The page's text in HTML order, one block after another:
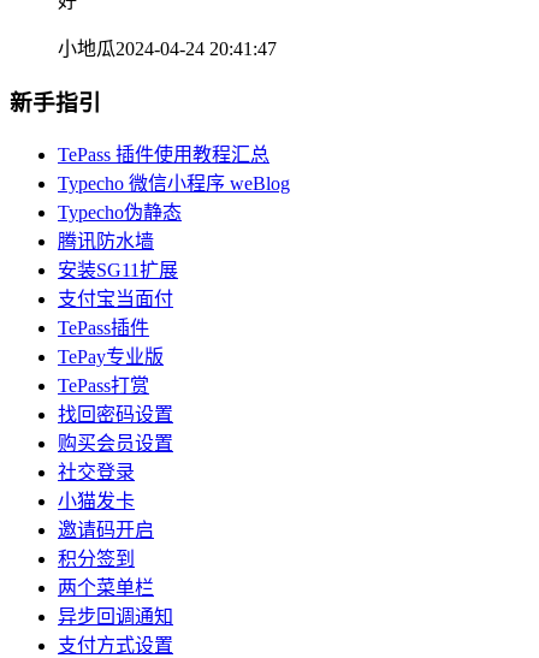
小地瓜2024-04-24 20:41:47
新手指引
TePass 插件使用教程汇总
Typecho 微信小程序 weBlog
Typecho伪静态
腾讯防水墙
安装SG11扩展
支付宝当面付
TePass插件
TePay专业版
TePass打赏
找回密码设置
购买会员设置
社交登录
小猫发卡
邀请码开启
积分签到
两个菜单栏
异步回调通知
支付方式设置